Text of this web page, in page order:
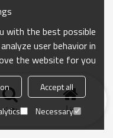
منزل بحث
with the best possible
user behavior in
the website for you.
Accept all
Necessary